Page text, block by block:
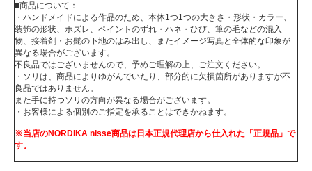
■商品について：
・ハンドメイドによる作品のため、本体1つ1つの大きさ・形状・カラー、
装飾の形状、ホズレ、ペイントのずれ・ハネ・ひび、筆の毛などの混入
物、接着剤・お髭の下地のはみ出し、またイメージ写真と全体的な印象が
異なる場合がございます。
不良品ではございませんので、予めご理解の上、ご注文ください。
・ソリは、商品によりゆがんでいたり、部分的に欠損箇所がありますが不
良品ではありません。
また手に持つソリの方向が異なる場合がございます。
・お客様による個別のご指定を承ることはできかねます。
※当店のNORDIKA nisse商品は日本正規代理店から仕入れた「正規品」で
す。